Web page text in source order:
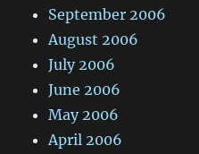
September 2006
August 2006
July 2006
June 2006
May 2006
April 2006